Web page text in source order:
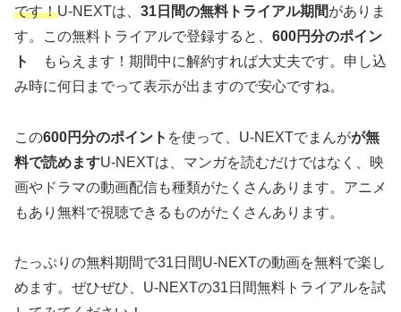
です！U-NEXTは、 31日間の無料トライアル期間がありま
す。この無料トライアルで登録すると、 600円分のポイン
ト
もらえます！期間中に解約すれば大丈夫です。申し込
み時に何日までって表示が出ますので安心ですね。
この600円分のポイント を使って、U-NEXTでまんがが無
料で読めますU-NEXTは、マンガを読むだけではなく、映
画やドラマの動画配信も種類がたくさんあります。アニメ
もあり無料で視聴できるものがたくさんあります。
たっぷりの無料期間で31日間U-NEXTの動画を無料で楽し
めます。ぜひぜひ、U-NEXTの31日間無料トライアルを試